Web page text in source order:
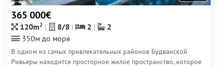
365 000€
120m2 8/8 2
2
350м до моря
В одном из самых привлекательных районов Будванской
Ривьеры находится просторное жилое пространство, которое